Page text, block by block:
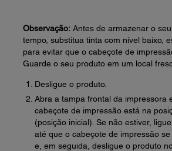
Observação: Antes de armazenar o
tempo, substitua tinta com nível baixo,
para evitar que o cabeçote de
Guarde o seu produto em um local
Desligue o produto.
Abra a tampa frontal da impressora
cabeçote de impressão está na
(posição inicial). Se não estiver,
até que o cabeçote de impressão
e, em seguida, desligue o produto